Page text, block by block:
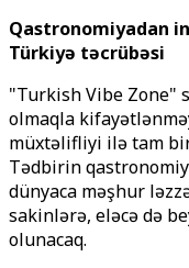
Qastronomiyadan
Türkiyə təcrübəsi
"Turkish Vibe Zone"
olmaqla
müxtəlifliyi ilə tam
Tədbirin
dünyaca məşhur
sakinlərə, eləcə də
olunacaq.